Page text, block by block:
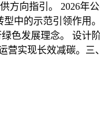
向指引。 2026年
中的示范引领作用
色发展理念。 设计
营实现长效减碳。